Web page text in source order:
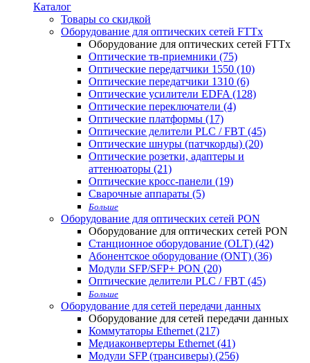
Каталог
Товары со скидкой
Оборудование для оптических сетей FTTx
Оборудование для оптических сетей FTTx
Оптические тв-приемники (75)
Оптические передатчики 1550 (10)
Оптические передатчики 1310 (6)
Оптические усилители EDFA (128)
Оптические переключатели (4)
Оптические платформы (17)
Оптические делители PLC / FBT (45)
Оптические шнуры (патчкорды) (20)
Оптические розетки, адаптеры и
аттенюаторы (21)
Оптические кросс-панели (19)
Сварочные аппараты (5)
Больше
Оборудование для оптических сетей PON
Оборудование для оптических сетей PON
Станционное оборудование (OLT) (42)
Абонентское оборудование (ONT) (36)
Модули SFP/SFP+ PON (20)
Оптические делители PLC / FBT (45)
Больше
Оборудование для сетей передачи данных
Оборудование для сетей передачи данных
Коммутаторы Ethernet (217)
Медиаконвертеры Ethernet (41)
Модули SFP (трансиверы) (256)